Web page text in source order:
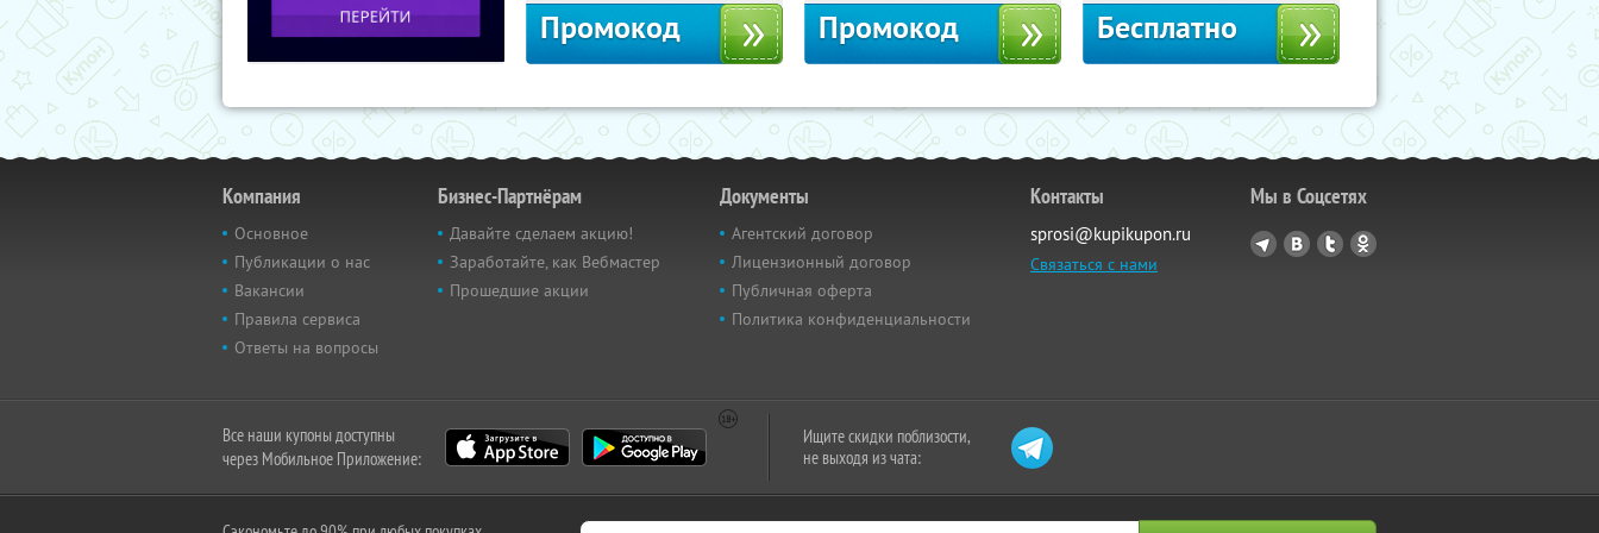
Промокод Промокод Бесплатно
Компания
Основное
Публикации о нас
Вакансии
Правила сервиса
Ответы на вопросы
Бизнес-Партнёрам
Давайте сделаем акцию!
Заработайте, как Вебмастер
Прошедшие акции
Документы
Агентский договор
Лицензионный договор
Публичная оферта
Политика конфиденциальности
Контакты
sprosi@kupikupon.ru
Связаться с нами
Мы в Соцсетях
Все наши купоны доступны
через Мобильное Приложение:
Ищите скидки поблизости,
не выходя из чата: